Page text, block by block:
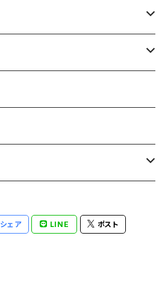
シェア LINE ポスト